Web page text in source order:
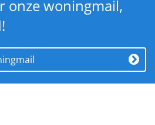
onze woningmail,